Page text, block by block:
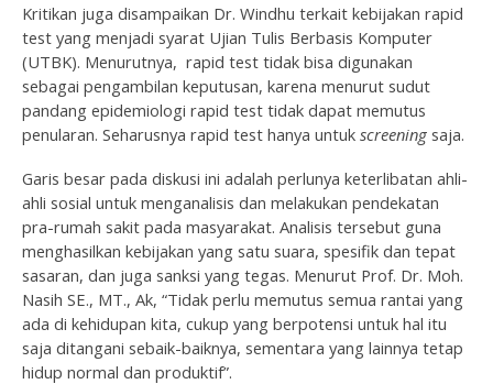
Kritikan juga disampaikan Dr. Windhu terkait kebijakan rapid
test yang menjadi syarat Ujian Tulis Berbasis Komputer
(UTBK). Menurutnya, rapid test tidak bisa digunakan
sebagai pengambilan keputusan, karena menurut sudut
pandang epidemiologi rapid test tidak dapat memutus
penularan. Seharusnya rapid test hanya untuk screening saja.
Garis besar pada diskusi ini adalah perlunya keterlibatan ahli-
ahli sosial untuk menganalisis dan melakukan pendekatan
pra-rumah sakit pada masyarakat. Analisis tersebut guna
menghasilkan kebijakan yang satu suara, spesifik dan tepat
sasaran, dan juga sanksi yang tegas. Menurut Prof. Dr. Moh.
Nasih SE., MT., Ak, “Tidak perlu memutus semua rantai yang
ada di kehidupan kita, cukup yang berpotensi untuk hal itu
saja ditangani sebaik-baiknya, sementara yang lainnya tetap
hidup normal dan produktif”.